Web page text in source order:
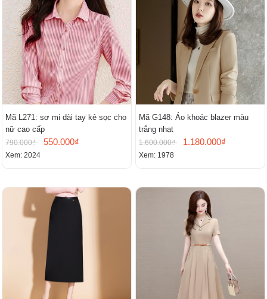
Mã L271: sơ mi dài tay kẻ sọc cho
nữ cao cấp
790.000₫ 550.000₫
Xem: 2024
Mã G148: Áo khoác blazer màu
trắng nhạt
1.600.000₫ 1.180.000₫
Xem: 1978